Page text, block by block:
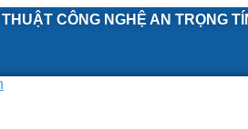
CÔNG NGHỆ AN TRỌNG